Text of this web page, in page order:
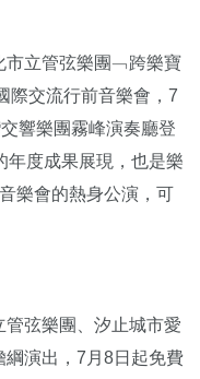
立管弦樂團﹁跨樂寶
際交流行前音樂會，7
響樂團霧峰演奏廳登
年度成果展現，也是樂
樂會的熱身公演，可
弦樂團、汐止城市愛
演出，7月8日起免費